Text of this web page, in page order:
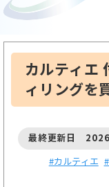
カルティエ
ィリングを
最終更新日 2026
#カルティエ